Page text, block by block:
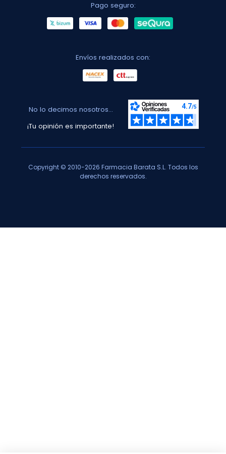
Pago seguro:
Envíos realizados con:
No lo decimos nosotros...
¡Tu opinión es importante!
Copyright © 2010-2026 Farmacia Barata S.L. Todos los
derechos reservados.